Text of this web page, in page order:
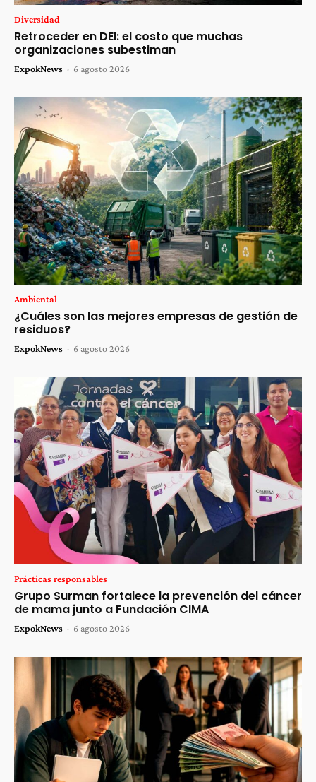
Diversidad
Retroceder en DEI: el costo que muchas
organizaciones subestiman
ExpokNews - 6 agosto 2026
Ambiental
¿Cuáles son las mejores empresas de gestión de
residuos?
ExpokNews - 6 agosto 2026
Prácticas responsables
Grupo Surman fortalece la prevención del cáncer
de mama junto a Fundación CIMA
ExpokNews - 6 agosto 2026